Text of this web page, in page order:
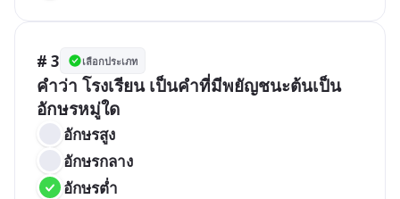
# 3 เลือกประเภท
คำว่า โรงเรียน เป็นคำที่มีพยัญชนะต้นเป็น
อักษรหมู่ใด
อักษรสูง
อักษรกลาง
อักษรต่ำ